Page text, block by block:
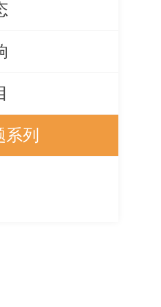
系列